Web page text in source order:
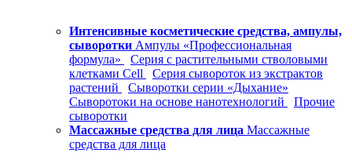
Интенсивные косметические средства, ампулы,
сыворотки Ампулы «Профессиональная
формула»
Серия с растительными стволовыми
клетками Cell
Серия сывороток из экстрактов
растений
Сыворотки серии «Дыхание»
Сыворотоки на основе нанотехнологий
Прочие
сыворотки
Массажные средства для лица Массажные
средства для лица